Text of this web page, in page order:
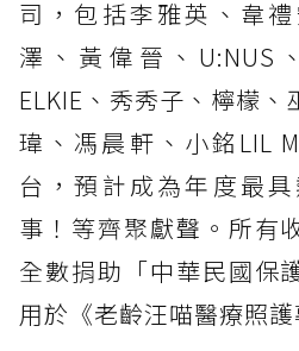
司，包括李雅英、韋
澤、黃偉晉、U:NUS
ELKIE、秀秀子、檸檬
瑋、馮晨軒、小銘LIL
台，預計成為年度最
事！等齊聚獻聲。所有
全數捐助「中華民國保
用於《老齡汪喵醫療照護